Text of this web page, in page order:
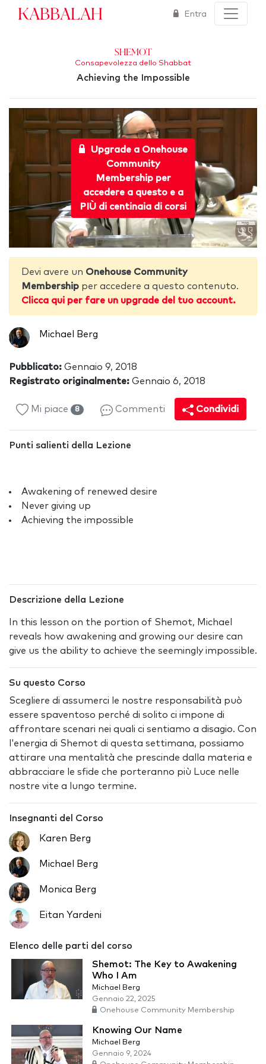
Kabbalah Entra
Shemot
Consapevolezza dello Shabbat
Achieving the Impossible
Upgrade a Onehouse
Community
Membership per
accedere a questo e a
PIÙ di centinaia di corsi
Devi avere un Onehouse Community
Membership per accedere a questo contenuto.
Clicca qui per fare un upgrade del tuo account.
Michael Berg
Pubblicato: Gennaio 9, 2018
Registrato originalmente: Gennaio 6, 2018
Mi piace 8 Commenti Condividi
Punti salienti della Lezione
Awakening of renewed desire
Never giving up
Achieving the impossible
Descrizione della Lezione
In this lesson on the portion of Shemot, Michael
reveals how awakening and growing our desire can
give us the ability to achieve the seemingly impossible.
Su questo Corso
Scegliere di assumerci le nostre responsabilità può
essere spaventoso perché di solito ci impone di
affrontare scenari nei quali ci sentiamo a disagio. Con
l'energia di Shemot di questa settimana, possiamo
attirare una mentalità che prescinde dalla materia e
abbracciare le sfide che porteranno più Luce nelle
nostre vite a lungo termine.
Insegnanti del Corso
Karen Berg
Michael Berg
Monica Berg
Eitan Yardeni
Elenco delle parti del corso
Shemot: The Key to Awakening
Who I Am
Michael Berg
Gennaio 22, 2025
Onehouse Community Membership
Knowing Our Name
Michael Berg
Gennaio 9, 2024